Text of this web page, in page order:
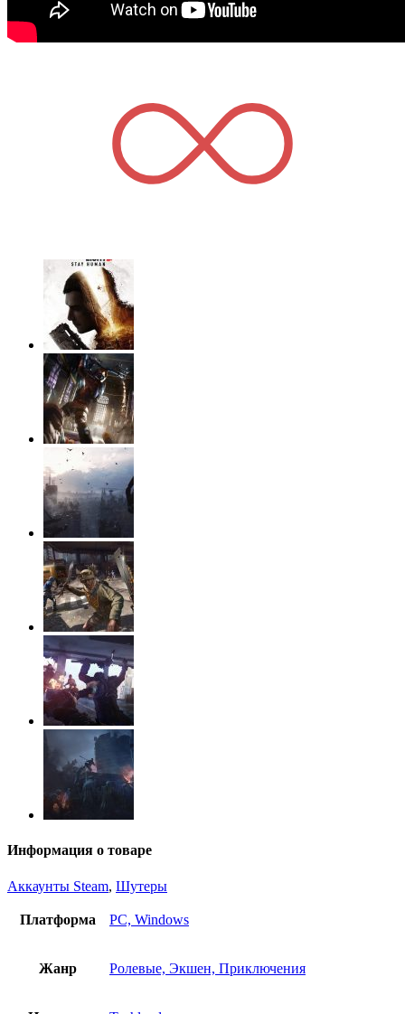
Информация о товаре
Аккаунты Steam, Шутеры
Платформа PC, Windows
Жанр Ролевые, Экшен, Приключения